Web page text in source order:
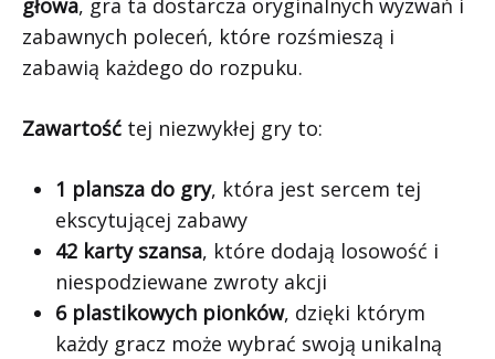
głowa, gra ta dostarcza oryginalnych wyzwań i
zabawnych poleceń, które rozśmieszą i
zabawią każdego do rozpuku.
Zawartość tej niezwykłej gry to:
1 plansza do gry, która jest sercem tej
ekscytującej zabawy
42 karty szansa, które dodają losowość i
niespodziewane zwroty akcji
6 plastikowych pionków, dzięki którym
każdy gracz może wybrać swoją unikalną